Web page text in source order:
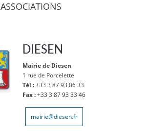
ASSOCIATIONS
DIESEN
Mairie de Diesen
1 rue de Porcelette
Tél :+33 3 87 93 06 33
Fax :+33 3 87 93 33 46
mairie@diesen.fr